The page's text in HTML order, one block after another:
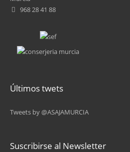
8
10
siguiente ›
968 28 41 88
Últimos twets
Tweets by @ASAJAMURCIA
Suscribirse al Newsletter